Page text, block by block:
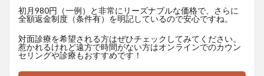
初月980円（一例）と非常にリーズナブルな価格で、さらに
全額返金制度（条件有）を明記しているので安心ですね。
対面診療を希望される方はぜひチェックしてみてください。
惹かれるけれど遠方で時間がない方はオンラインでのカウン
セリングや診療もおすすめです！